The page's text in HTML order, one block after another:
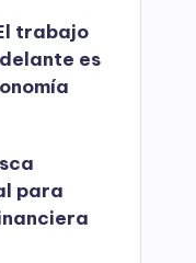
trabajo
es
para